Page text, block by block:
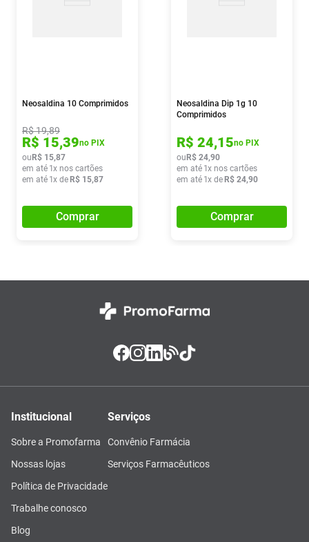
Neosaldina 10 Comprimidos
R$19,89
R$ 15,39no PIX
ou R$ 15,87
em até 1x nos cartões
em até 1x de R$ 15,87
Comprar
Neosaldina Dip 1g 10
Comprimidos
R$ 24,15no PIX
ou R$ 24,90
em até 1x nos cartões
em até 1x de R$ 24,90
Comprar
Institucional
Sobre a Promofarma
Nossas lojas
Política de Privacidade
Trabalhe conosco
Blog
Serviços
Convênio Farmácia
Serviços Farmacêuticos